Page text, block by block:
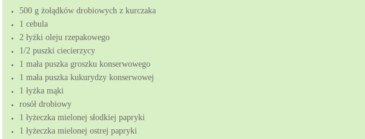
500 g żołądków drobiowych z kurczaka
1 cebula
2 łyżki oleju rzepakowego
1/2 puszki ciecierzycy
1 mała puszka groszku konserwowego
1 mała puszka kukurydzy konserwowej
1 łyżka mąki
rosół drobiowy
1 łyżeczka mielonej słodkiej papryki
1 łyżeczka mielonej ostrej papryki